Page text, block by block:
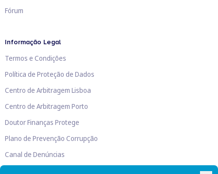
Fórum
Informação Legal
Termos e Condições
Política de Proteção de Dados
Centro de Arbitragem Lisboa
Centro de Arbitragem Porto
Doutor Finanças Protege
Plano de Prevenção Corrupção
Canal de Denúncias